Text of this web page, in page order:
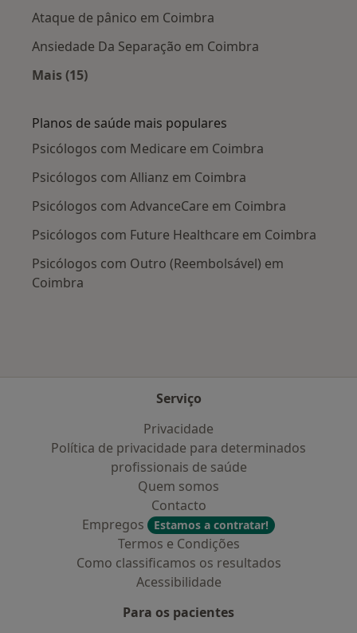
Ataque de pânico em Coimbra
Ansiedade Da Separação em Coimbra
Mais (15)
Planos de saúde mais populares
Psicólogos com Medicare em Coimbra
Psicólogos com Allianz em Coimbra
Psicólogos com AdvanceCare em Coimbra
Psicólogos com Future Healthcare em Coimbra
Psicólogos com Outro (Reembolsável) em
Coimbra
Serviço
Privacidade
Política de privacidade para determinados
profissionais de saúde
Quem somos
Contacto
Empregos
Estamos a contratar!
Termos e Condições
Como classificamos os resultados
Acessibilidade
Para os pacientes